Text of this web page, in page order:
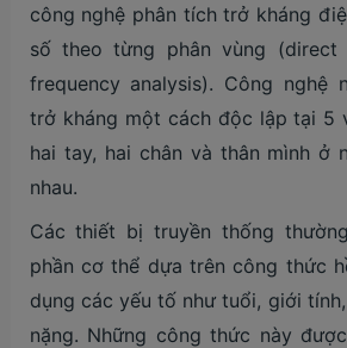
công nghệ phân tích trở kháng
số theo từng phân vùng (direct
frequency analysis). Công nghệ
trở kháng một cách độc lập tại 5
hai tay, hai chân và thân mình ở
nhau.
Các thiết bị truyền thống
phần cơ thể dựa trên công thức
dụng các yếu tố như tuổi, giới
nặng. Những công thức này